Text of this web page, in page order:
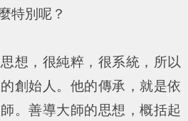
特別呢？
，很純粹，很系統，所以
創始人。他的傳承，就是依
。善導大師的思想，概括起